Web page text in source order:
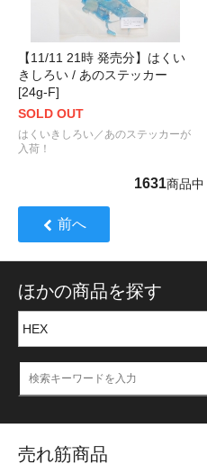
【11/11 21時 発売分】はくい
きしろい / あのステッカー
[24g-F]
SOLD OUT
はくいきしろい／あのステッカーが
入荷！
1631商品中
前へ
ほかの商品を探す
売れ筋商品